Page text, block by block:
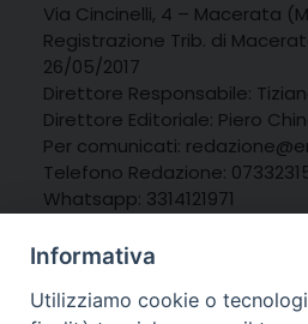
Via Cincinelli, 4 – Macerata
Registrazione Trib. di
26/05/2017
Direttore Responsabile:
Direttore Editoriale: Piero
Per comunicati:
Telefono Redazione:
Whatsapp: 3314121971
Informativa
Utilizziamo cookie o